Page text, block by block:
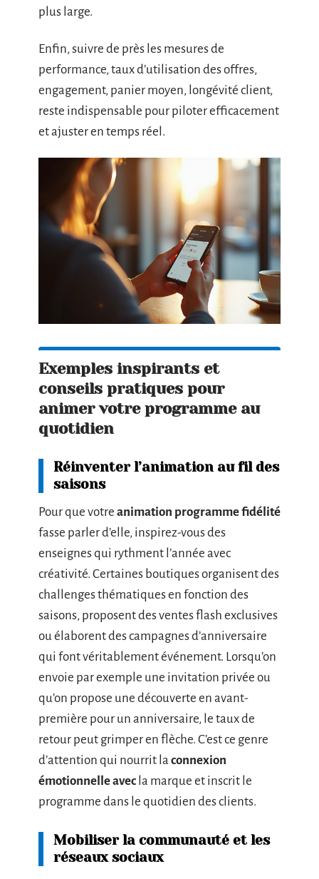
plus large.
Enfin, suivre de près les mesures de
performance, taux d’utilisation des offres,
engagement, panier moyen, longévité client,
reste indispensable pour piloter efficacement
et ajuster en temps réel.
Exemples inspirants et
conseils pratiques pour
animer votre programme au
quotidien
Réinventer l’animation au fil des
saisons
Pour que votre animation programme fidélité
fasse parler d’elle, inspirez-vous des
enseignes qui rythment l’année avec
créativité. Certaines boutiques organisent des
challenges thématiques en fonction des
saisons, proposent des ventes flash exclusives
ou élaborent des campagnes d’anniversaire
qui font véritablement événement. Lorsqu’on
envoie par exemple une invitation privée ou
qu’on propose une découverte en avant-
première pour un anniversaire, le taux de
retour peut grimper en flèche. C’est ce genre
d’attention qui nourrit la connexion
émotionnelle avec la marque et inscrit le
programme dans le quotidien des clients.
Mobiliser la communauté et les
réseaux sociaux